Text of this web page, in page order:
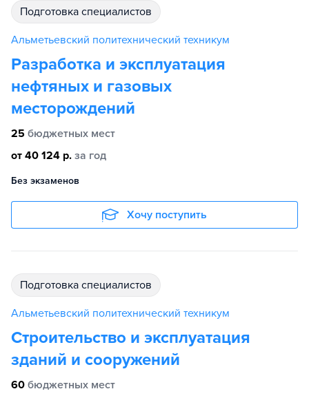
подготовка специалистов
Альметьевский политехнический техникум
Разработка и эксплуатация
нефтяных и газовых
месторождений
25 бюджетных мест
от 40 124 р. за год
Без экзаменов
Хочу поступить
подготовка специалистов
Альметьевский политехнический техникум
Строительство и эксплуатация
зданий и сооружений
60 бюджетных мест